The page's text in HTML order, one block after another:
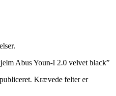
Abus Youn-I 2.0 velvet black”
Krævede felter er